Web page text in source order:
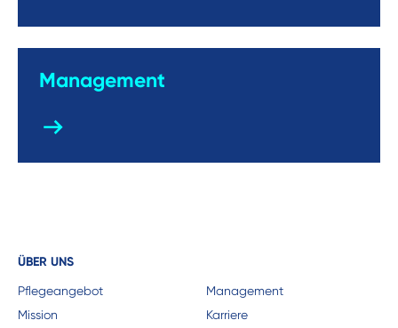
Management
ÜBER UNS
Pflegeangebot
Mission
Management
Karriere